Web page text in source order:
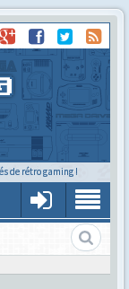
de rétro gaming !